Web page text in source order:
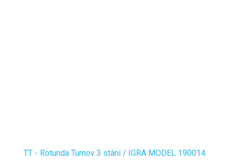
TT - Rotunda Turnov 3 stání / IGRA MODEL 190014